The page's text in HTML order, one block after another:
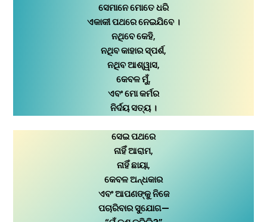
ସେମାନେ ମୋତେ ଧରି
ଏକାକୀ ପଥରେ ନେଇଯିବେ ।
ନଥିବେ କେହି,
ନଥିବ କାହାର ସ୍ପର୍ଶ,
ନଥିବ ଆଶ୍ୱାସ,
କେବଳ ମୁଁ,
ଏବଂ ମୋ କର୍ମର
ନିର୍ଦୟ ସତ୍ୟ ।
ସେଇ ପଥରେ
ନାହିଁ ଆରାମ,
ନାହିଁ ଛାୟା,
କେବଳ ଅନ୍ଧକାର
ଏବଂ ଆପଣଙ୍କୁ ନିଜେ
ପଚାରିବାର ସୁଯୋଗ—